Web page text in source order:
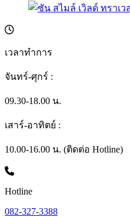
เวลาทำการ
จันทร์-ศุกร์ :
09.30-18.00 น.
เสาร์-อาทิตย์ :
10.00-16.00 น. (ติดต่อ Hotline)
Hotline
082-327-3388